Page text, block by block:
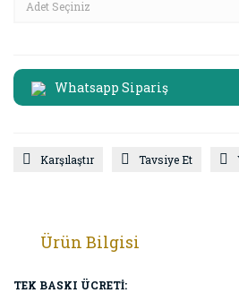
Whatsapp Sipariş
Karşılaştır Tavsiye Et
Ürün Bilgisi
TEK BASKI ÜCRETİ: